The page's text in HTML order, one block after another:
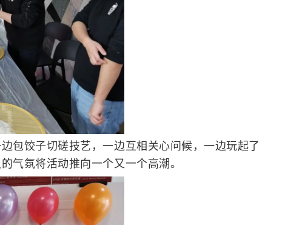
包饺子切磋技艺，一边互相关心问候，一边玩起了
气氛将活动推向一个又一个高潮。